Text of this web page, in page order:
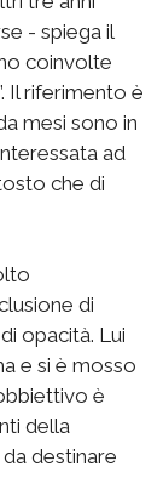
- spiega il
coinvolte
Il riferimento è
mesi sono in
ad
che di
di
opacità. Lui
e si è mosso
è
della
destinare